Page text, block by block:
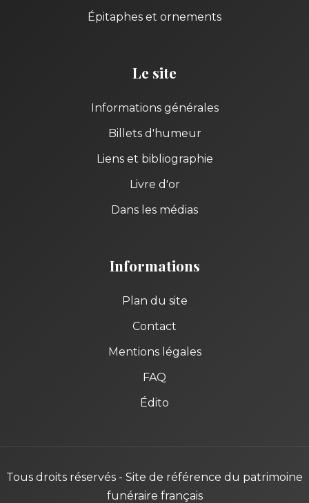
Épitaphes et ornements
Le site
Informations générales
Billets d'humeur
Liens et bibliographie
Livre d'or
Dans les médias
Informations
Plan du site
Contact
Mentions légales
FAQ
Édito
Tous droits réservés - Site de référence du patrimoine
funéraire français